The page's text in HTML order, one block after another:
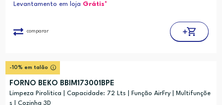
Levantamento em loja Grátis*
comparar
-10% em talão
FORNO BEKO BBIM173001BPE
Limpeza Pirolitica | Capacidade: 72 Lts | Função AirFry | Multifunçõe
s | Cozinha 3D